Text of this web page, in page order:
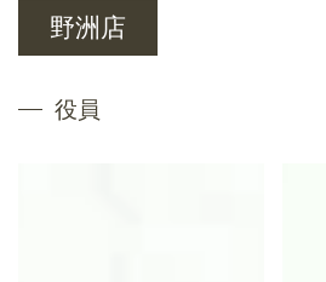
野洲店
役員